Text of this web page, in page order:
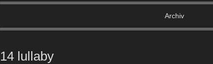
Archiv
14 lullaby